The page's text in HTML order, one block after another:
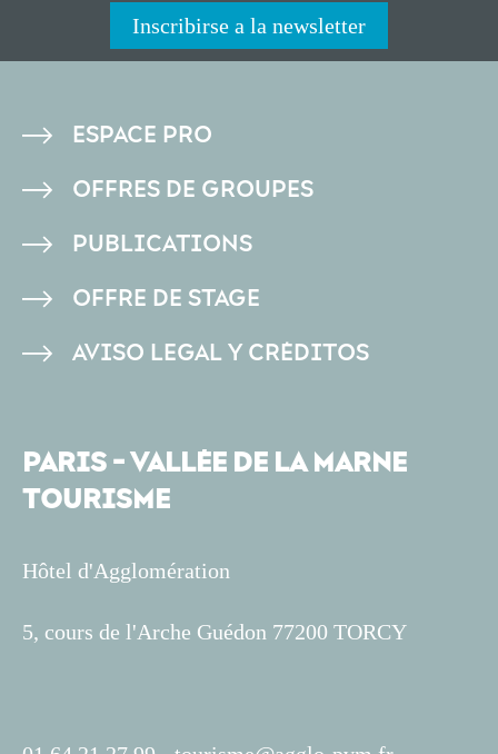
Inscribirse a la newsletter
PIED
DE
ESPACE PRO
OFFRES DE GROUPES
PUBLICATIONS
OFFRE DE STAGE
AVISO LEGAL Y CRÉDITOS
PARIS - VALLÉE DE LA MARNE
TOURISME
Hôtel d'Agglomération
5, cours de l'Arche Guédon 77200 TORCY